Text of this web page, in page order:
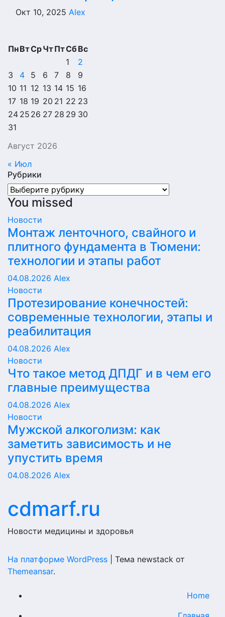
Окт 10, 2025 Alex
Август 2026
ПнВтСрЧтПтСбВс
1
2
3
4 5 6 7 8
9
10 11 12 13 14 15 16
17 18 19 20 21 22 23
24 25 26 27 28 29 30
31
« Июл
Рубрики
Рубрики
You missed
Новости
Монтаж ленточного, свайного и
плитного фундамента в Тюмени:
технологии и этапы работ
04.08.2026 Alex
Новости
Протезирование конечностей:
современные технологии, этапы и
реабилитация
04.08.2026 Alex
Новости
Что такое метод ДПДГ и в чем его
главные преимущества
04.08.2026 Alex
Новости
Мужской алкоголизм: как
заметить зависимость и не
упустить время
04.08.2026 Alex
cdmarf.ru
Новости медицины и здоровья
На платформе WordPress
Тема newstack от
Themeansar.
Home